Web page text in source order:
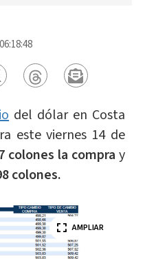
del dólar en Costa
este viernes 14 de
colones la compra y
colones.
AMPLIAR